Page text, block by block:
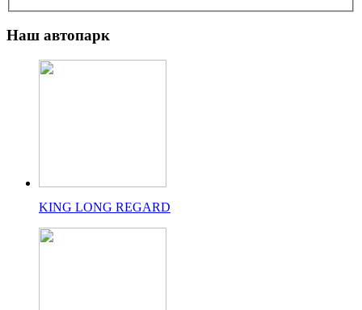
Наш автопарк
KING LONG REGARD